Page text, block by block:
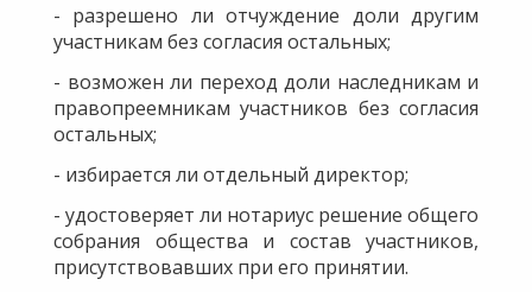
- разрешено ли отчуждение доли другим
участникам без согласия остальных;
- возможен ли переход доли наследникам и
правопреемникам участников без согласия
остальных;
- избирается ли отдельный директор;
- удостоверяет ли нотариус решение общего
собрания общества и состав участников,
присутствовавших при его принятии.